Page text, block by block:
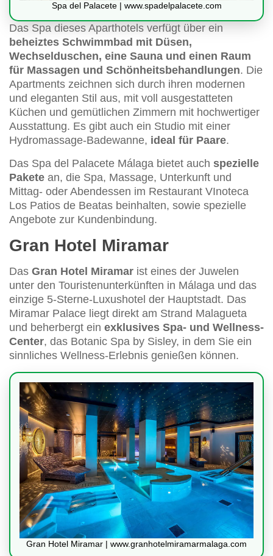
Spa del Palacete | www.spadelpalacete.com
Das Spa dieses Aparthotels verfügt über ein
beheiztes Schwimmbad mit Düsen,
Wechselduschen, eine Sauna und einen Raum
für Massagen und Schönheitsbehandlungen. Die
Apartments zeichnen sich durch ihren modernen
und eleganten Stil aus, mit voll ausgestatteten
Küchen und gemütlichen Zimmern mit hochwertiger
Ausstattung. Es gibt auch ein Studio mit einer
Hydromassage-Badewanne, ideal für Paare.
Das Spa del Palacete Málaga bietet auch spezielle
Pakete an, die Spa, Massage, Unterkunft und
Mittag- oder Abendessen im Restaurant VInoteca
Los Patios de Beatas beinhalten, sowie spezielle
Angebote zur Kundenbindung.
Gran Hotel Miramar
Das Gran Hotel Miramar ist eines der Juwelen
unter den Touristenunterkünften in Málaga und das
einzige 5-Sterne-Luxushotel der Hauptstadt. Das
Miramar Palace liegt direkt am Strand Malagueta
und beherbergt ein exklusives Spa- und Wellness-
Center, das Botanic Spa by Sisley, in dem Sie ein
sinnliches Wellness-Erlebnis genießen können.
Gran Hotel Miramar | www.granhotelmiramarmalaga.com